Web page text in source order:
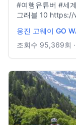
#여행유튜버 #세계여행 #스
그래블 10
너 캡
https://
웅진 고웨이 GO
조회수 95,369회